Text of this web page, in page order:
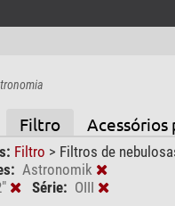
Filtro
Filtro > Filtros de
Astronomik
Série: OIII